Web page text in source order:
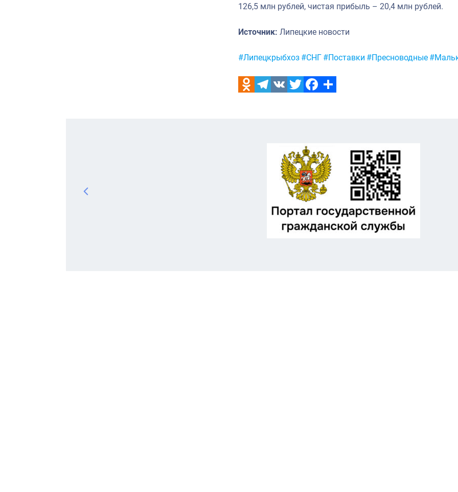
126,5 млн рублей, чистая прибыль – 20,4 млн рублей.
Источник: Липецкие новости
Метки:
#Липецкрыбхоз #СНГ #Поставки #Пресноводные